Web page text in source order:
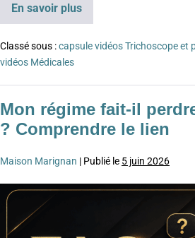
En savoir plus
Classé sous :capsule vidéos Trichoscope et
vidéos Médicales
Mon régime fait-il
? Comprendre le lien
Maison Marignan | Publié le 5 juin 2026